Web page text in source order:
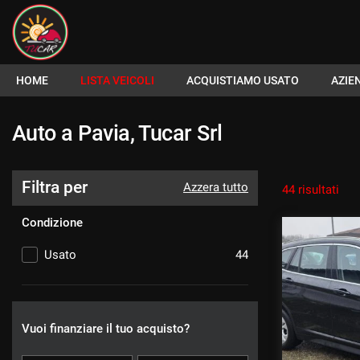
HOME
LISTA VEICOLI
ACQUISTIAMO USATO
I NOSTRI SERVIZI
ASSISTENZA
HOME LISTA VEICOLI ACQUISTIAMO USATO
Auto a Pavia, Tucar Srl
Azzera tutto
Filtra per
Condizione
Usato 44
Vuoi finanziare il tuo acquisto?
44 risultati
Le
tue
preferenze
di
Il
seguente
ti
consente
di
esprimere
tue
di
consenso
tecnologie